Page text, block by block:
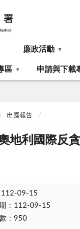
廉政活動
區 申請與下載
出國報告
地利國際反
112-09-15
：112-09-15
：950